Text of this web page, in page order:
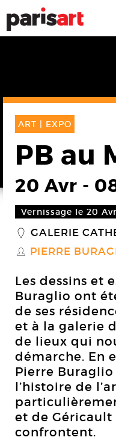
ART | EXPO
PB au
20 Avr -
Vernissage le 20
_ GALERIE
S PIERRE
Les dessins et
Buraglio ont
de ses
et à la galerie
de lieux qui
démarche. En
Pierre Buraglio
l’histoire de
et de Géricault
confrontent.